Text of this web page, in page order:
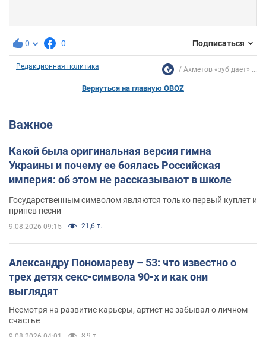
0 0 Подписаться
Редакционная политика Ахметов «зуб дает» ...
Вернуться на главную OBOZ
Важное
Какой была оригинальная версия гимна
Украины и почему ее боялась Российская
империя: об этом не рассказывают в школе
Государственным символом являются только первый куплет и
припев песни
9.08.2026 09:15 21,6 т.
Александру Пономареву – 53: что известно о
трех детях секс-символа 90-х и как они
выглядят
Несмотря на развитие карьеры, артист не забывал о личном
счастье